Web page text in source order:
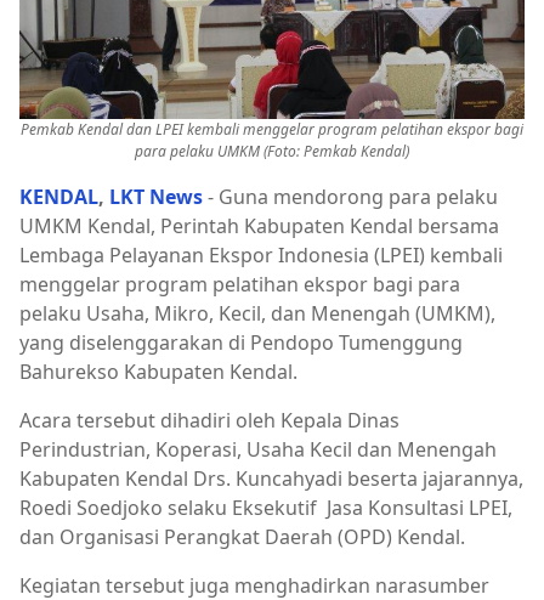
Pemkab Kendal dan LPEI kembali menggelar program pelatihan ekspor bagi
para pelaku UMKM (Foto: Pemkab Kendal)
KENDAL, LKT News- Guna mendorong para pelaku
UMKM Kendal, Perintah Kabupaten Kendal bersama
Lembaga Pelayanan Ekspor Indonesia (LPEI) kembali
menggelar program pelatihan ekspor bagi para
pelaku Usaha, Mikro, Kecil, dan Menengah (UMKM),
yang diselenggarakan di Pendopo Tumenggung
Bahurekso Kabupaten Kendal.
Acara tersebut dihadiri oleh Kepala Dinas
Perindustrian, Koperasi, Usaha Kecil dan Menengah
Kabupaten Kendal Drs. Kuncahyadi beserta jajarannya,
Roedi Soedjoko selaku Eksekutif Jasa Konsultasi LPEI,
dan Organisasi Perangkat Daerah (OPD) Kendal.
Kegiatan tersebut juga menghadirkan narasumber